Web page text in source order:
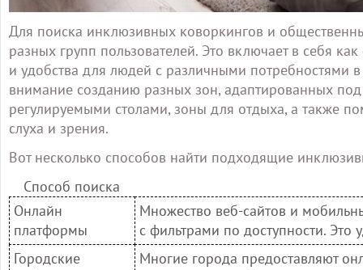
Для поиска инклюзивных коворкингов и
разных групп пользователей. Это включает в себя
и удобства для людей с различными потребностями
внимание созданию разных зон, адаптированных
регулируемыми столами, зоны для отдыха, а также
слуха и зрения.
Вот несколько способов найти подходящие
Способ поиска
Онлайн
платформы
Множество веб-сайтов и
с фильтрами по доступности.
Городские
Многие города предоставляют